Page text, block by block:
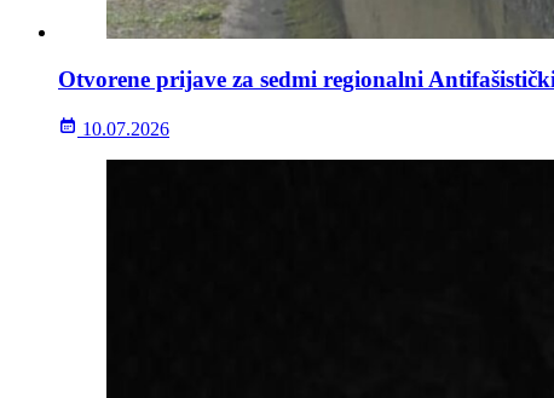
Otvorene prijave za sedmi regionalni
10.07.2026